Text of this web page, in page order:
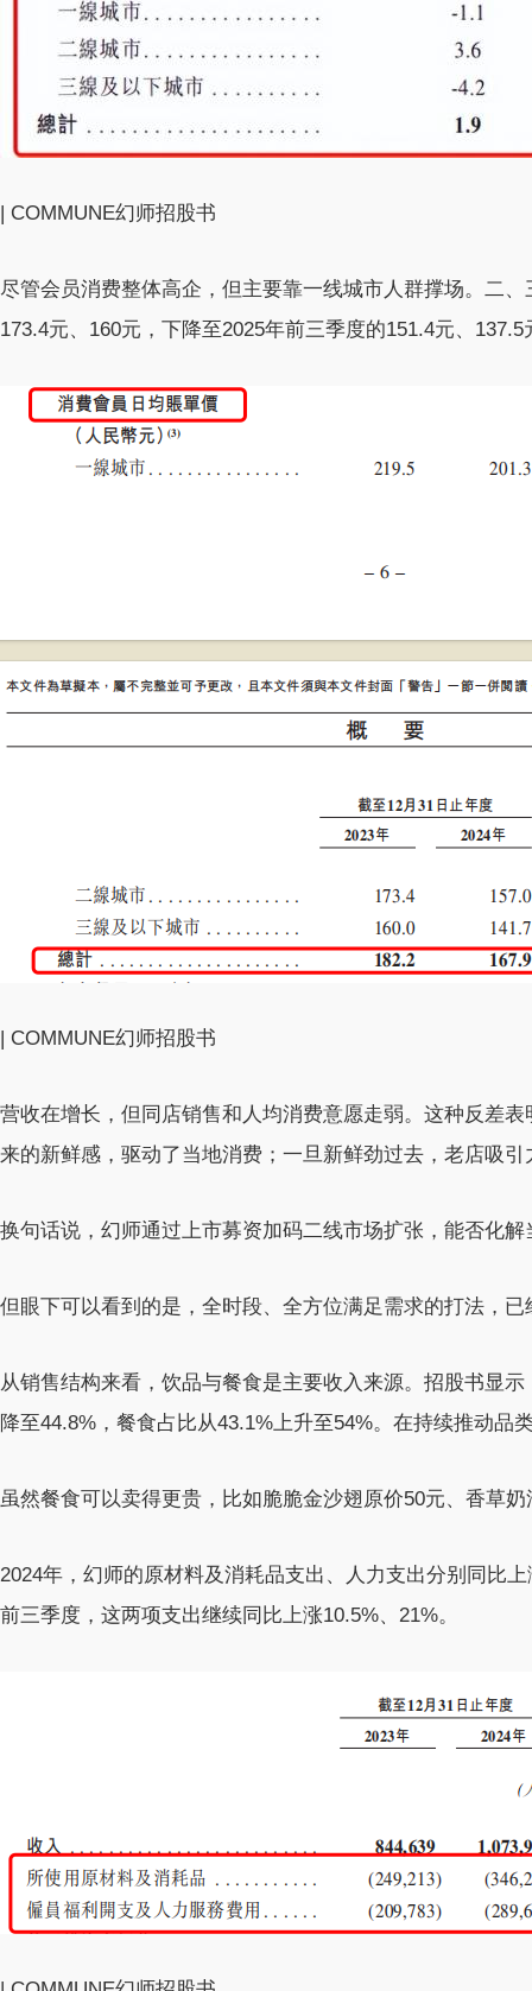
| COMMUNE幻师招股书
尽管会员消费整体高企，但主要靠一线城市人群撑场。二
173.4元、160元，下降至2025年前三季度的151.4元、137.5
| COMMUNE幻师招股书
营收在增长，但同店销售和人均消费意愿走弱。这种反差
来的新鲜感，驱动了当地消费；一旦新鲜劲过去，老店吸引
换句话说，幻师通过上市募资加码二线市场扩张，能否化
但眼下可以看到的是，全时段、全方位满足需求的打法，
从销售结构来看，饮品与餐食是主要收入来源。招股书显
降至44.8%，餐食占比从43.1%上升至54%。在持续推动品
虽然餐食可以卖得更贵，比如脆脆金沙翅原价50元、香草
2024年，幻师的原材料及消耗品支出、人力支出分别同比
前三季度，这两项支出继续同比上涨10.5%、21%。